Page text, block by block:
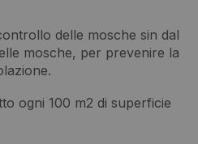
delle mosche sin dal
mosche, per prevenire la
ogni 100 m2 di superficie